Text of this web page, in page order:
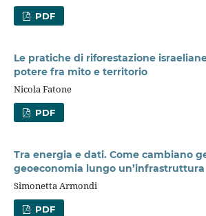
PDF
Le pratiche di riforestazione
potere fra mito e territorio
Nicola Fatone
PDF
Tra energia e dati. Come cambiano
geoeconomia lungo un’infrastruttura
Simonetta Armondi
PDF